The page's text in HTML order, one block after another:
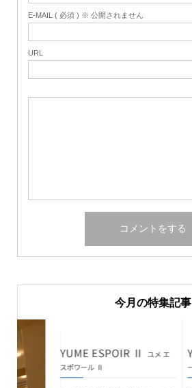
E-MAIL ( 必須 ) ※ 公開されません
URL
今月の特集記事